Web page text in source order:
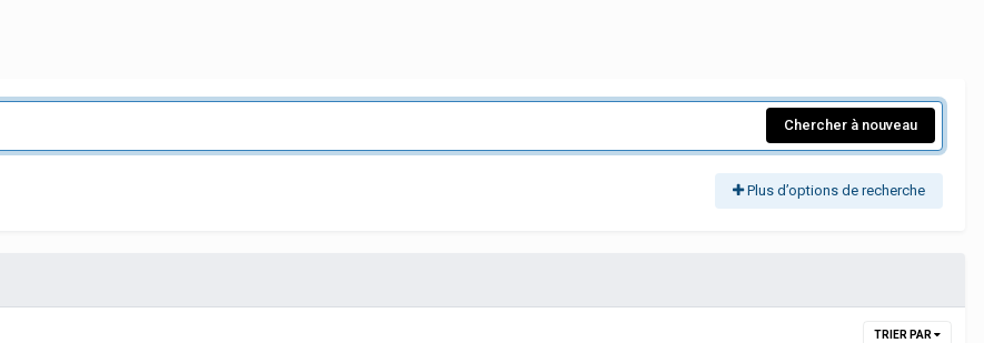
Chercher à nouveau
Plus d’options de recherche
TRIER PAR